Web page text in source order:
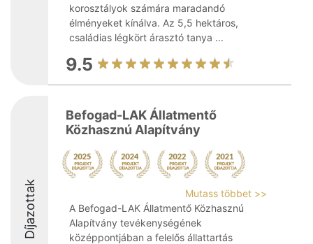
korosztályok számára maradandó
élményeket kínálva. Az 5,5 hektáros,
családias légkört árasztó tanya ...
9.5
Díjazottak
Befogad-LAK Állatmentő
Közhasznú Alapítvány
Mutass többet >>
A Befogad-LAK Állatmentő Közhasznú
Alapítvány tevékenységének
középpontjában a felelős állattartás